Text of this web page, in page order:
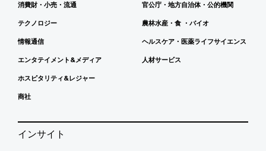
消費財・小売・流通
テクノロジー
情報通信
エンタテイメント&メディア
ホスピタリティ&レジャー
商社
官公庁・地方自治体・公的機関
農林水産・食 ・バイオ
ヘルスケア・医薬ライフサイエンス
人材サービス
インサイト